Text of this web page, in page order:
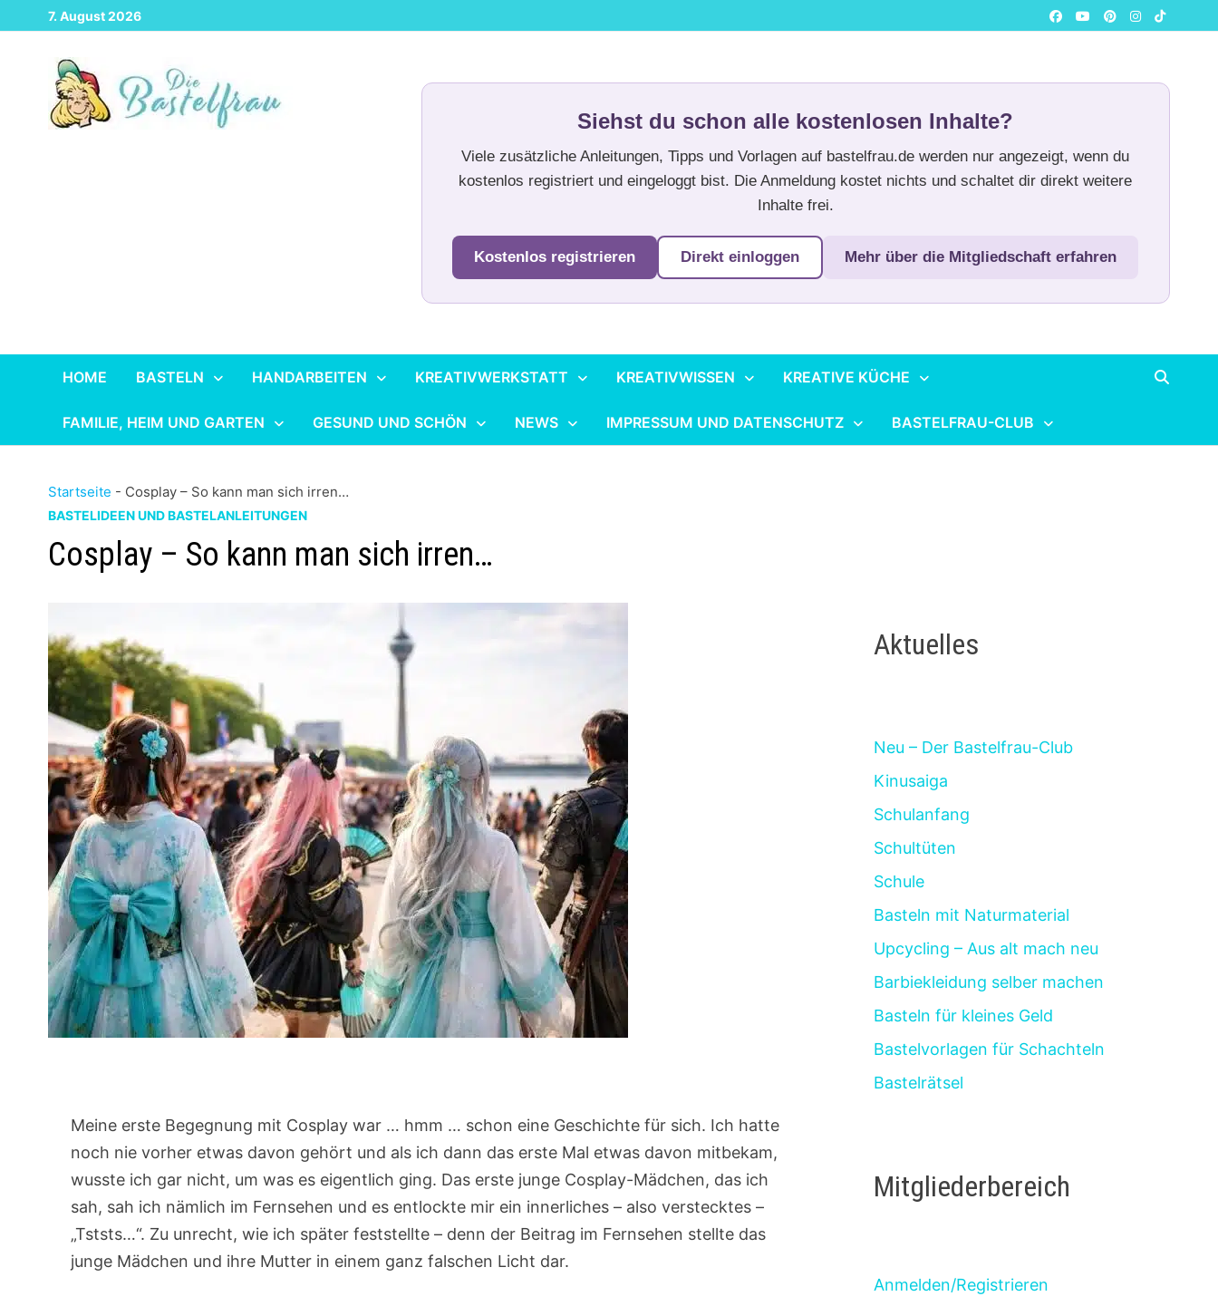
Zurück
zum
7. August 2026
Siehst du schon alle kostenlosen Inhalte?
Viele zusätzliche Anleitungen, Tipps und Vorlagen auf bastelfrau.de werden nur angezeigt, wenn du
kostenlos registriert und eingeloggt bist. Die Anmeldung kostet nichts und schaltet dir direkt weitere
Inhalte frei.
Kostenlos registrieren Direkt einloggen Mehr über die Mitgliedschaft erfahren
HOME BASTELN HANDARBEITEN KREATIVWERKSTATT KREATIVWISSEN KREATIVE KÜCHE
FAMILIE, HEIM UND GARTEN GESUND UND SCHÖN NEWS IMPRESSUM UND DATENSCHUTZ BASTELFRAU-CLUB
Startseite - Cosplay – So kann man sich irren…
BASTELIDEEN UND BASTELANLEITUNGEN
Cosplay – So kann man sich irren…
Meine erste Begegnung mit Cosplay war … hmm … schon eine Geschichte für sich. Ich hatte
noch nie vorher etwas davon gehört und als ich dann das erste Mal etwas davon mitbekam,
wusste ich gar nicht, um was es eigentlich ging. Das erste junge Cosplay-Mädchen, das ich
sah, sah ich nämlich im Fernsehen und es entlockte mir ein innerliches – also verstecktes –
„Tststs…“. Zu unrecht, wie ich später feststellte – denn der Beitrag im Fernsehen stellte das
junge Mädchen und ihre Mutter in einem ganz falschen Licht dar.
Aktuelles
Neu – Der Bastelfrau-Club
Kinusaiga
Schulanfang
Schultüten
Schule
Basteln mit Naturmaterial
Upcycling – Aus alt mach neu
Barbiekleidung selber machen
Basteln für kleines Geld
Bastelvorlagen für Schachteln
Bastelrätsel
Mitgliederbereich
Anmelden/Registrieren